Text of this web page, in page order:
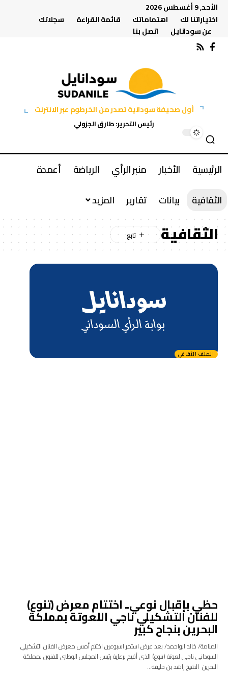
الأحد, 9 أغسطس 2026
اختياراتنا لك
اهتماماتك قائمة القراءة
سجلاتك
عن سودانايل
اتصل بنا
أول صحيفة سودانية تصدر من الخرطوم عبر الانترنت
رئيس التحرير: طارق الجزولي
الرئيسية الأخبار منبر الرأي الرياضة
أعمدة
الثقافية
بيانات تقارير المزيد
الثقافية
الملف الثقافي
حظي بإقبال نوعي.. اختتام معرض (تنوع)
للفنان التشكيلي ناجي اللعوتة بمملكة
البحرين بنجاح كبير
المنامة/ خالد ابواحمد/ بعد عرض استمر اسبوعين اختتم أمس معرض الفنان التشكيلي
السوداني ناجي لعوتة (تنوع) الذي أقيم برعاية رئيس المجلس الوطني للفنون بمملكة
البحرين ‎ ‎الشيخ راشد بن خليفة…